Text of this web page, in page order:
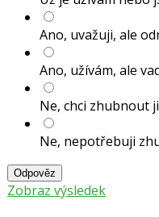
Ano, uvažuji, ale
Ano, užívám, ale
Ne, chci zhubnout
Ne, nepotřebuji
Odpověz
Zobraz výsledek